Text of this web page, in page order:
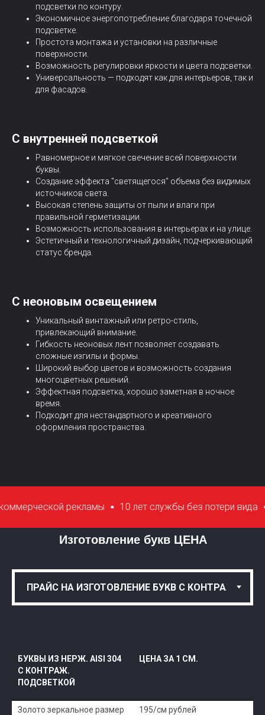
подсветки по контуру.
Экономичное энергопотребление благодаря точечной
подсветке.
Простота монтажа и установки на различные
поверхности.
Возможность регулировки яркости и цвета подсветки.
Универсальность — подходят как для интерьеров, так и
для фасадов.
С внутренней подсветкой
Равномерное и мягкое свечение всей поверхности
буквы.
Создание эффекта "светящегося" объема без видимых
источников света.
Высокая степень защиты от пыли и влаги при
правильной герметизации.
Возможность использования в интерьерах и на улице.
Эстетичный и технологичный дизайн, подчеркивающий
статус бренда.
С неоновым освещением
Уникальный винтажный или ретро-стиль,
привлекающий внимание.
Гибкость неоновых лент позволяет создавать
сложные изгилы и формы.
Широкий выбор цветов и возможность создания
многоцветных решений.
Эффектная подсветка, хорошо заметная в ночное
время.
Подходит для нестандартного и креативного
оформления пространства.
рекламы 10 лет службы без потери вида
Изготовление букв ЦЕНА
БУКВЫ ИЗ НЕРЖ. AISI 304
С КОНТРАЖ.
ПОДСВЕТКОЙ
ЦЕНА ЗА 1 СМ.
Золото зеркальное размер 195/см рублей